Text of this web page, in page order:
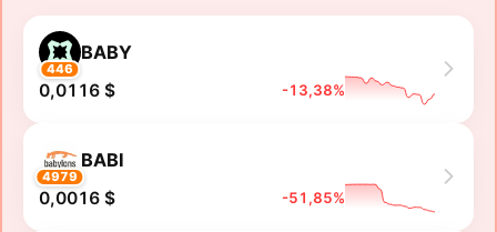
446
BABY
0,0116 $ -13,38%
4979
BABI
0,0016 $ -51,85%